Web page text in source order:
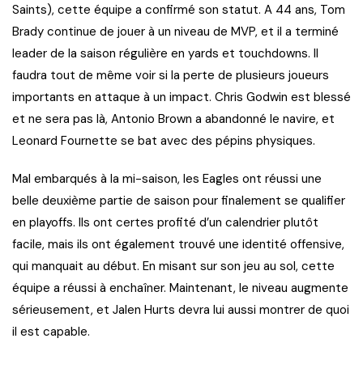
Saints), cette équipe a confirmé son statut. A 44 ans, Tom
Brady continue de jouer à un niveau de MVP, et il a terminé
leader de la saison régulière en yards et touchdowns. Il
faudra tout de même voir si la perte de plusieurs joueurs
importants en attaque à un impact. Chris Godwin est blessé
et ne sera pas là, Antonio Brown a abandonné le navire, et
Leonard Fournette se bat avec des pépins physiques.
Mal embarqués à la mi-saison, les Eagles ont réussi une
belle deuxième partie de saison pour finalement se qualifier
en playoffs. Ils ont certes profité d’un calendrier plutôt
facile, mais ils ont également trouvé une identité offensive,
qui manquait au début. En misant sur son jeu au sol, cette
équipe a réussi à enchaîner. Maintenant, le niveau augmente
sérieusement, et Jalen Hurts devra lui aussi montrer de quoi
il est capable.